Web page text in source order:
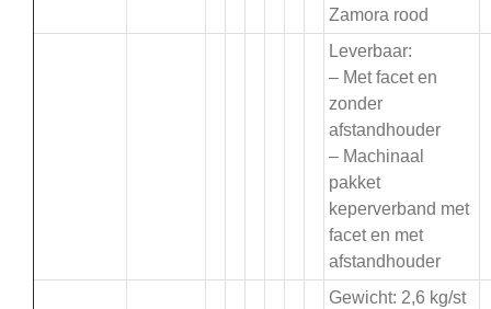
Zamora rood
Leverbaar:
– Met facet en
zonder
afstandhouder
– Machinaal
pakket
keperverband met
facet en met
afstandhouder
Gewicht: 2,6 kg/st